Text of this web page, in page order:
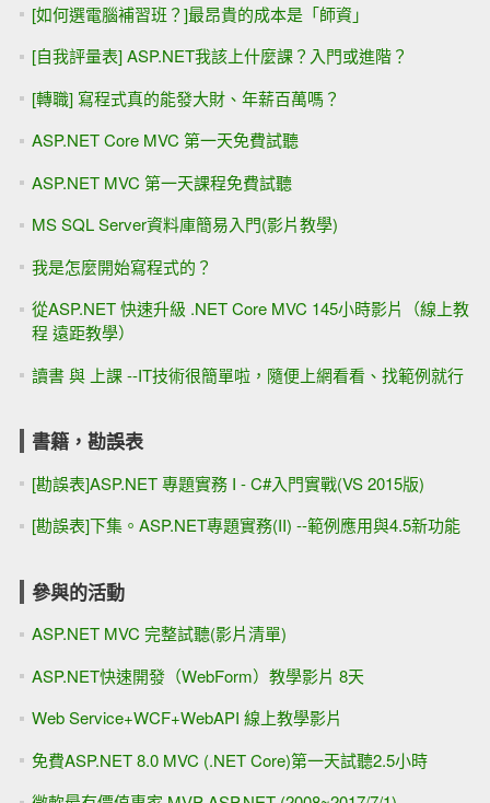
[如何選電腦補習班？]最昂貴的成本是「師資」
[自我評量表] ASP.NET我該上什麼課？入門或進階？
[轉職] 寫程式真的能發大財、年薪百萬嗎？
ASP.NET Core MVC 第一天免費試聽
ASP.NET MVC 第一天課程免費試聽
MS SQL Server資料庫簡易入門(影片教學)
我是怎麼開始寫程式的？
從ASP.NET 快速升級 .NET Core MVC 145小時影片（線上教
程 遠距教學）
讀書 與 上課 --IT技術很簡單啦，隨便上網看看、找範例就行
書籍，勘誤表
[勘誤表]ASP.NET 專題實務 I - C#入門實戰(VS 2015版)
[勘誤表]下集。ASP.NET專題實務(II) --範例應用與4.5新功能
參與的活動
ASP.NET MVC 完整試聽(影片清單)
ASP.NET快速開發（WebForm）教學影片 8天
Web Service+WCF+WebAPI 線上教學影片
免費ASP.NET 8.0 MVC (.NET Core)第一天試聽2.5小時